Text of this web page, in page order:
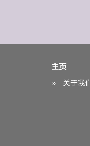
主页
关于我们